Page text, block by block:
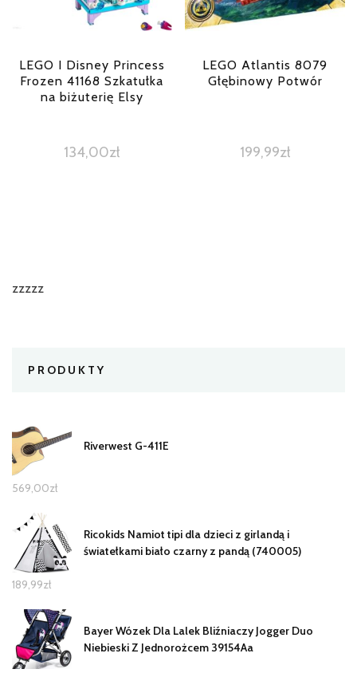
LEGO I Disney Princess
Frozen 41168 Szkatułka
na biżuterię Elsy
134,00zł
LEGO Atlantis 8079
Głębinowy Potwór
199,99zł
zzzzz
PRODUKTY
Riverwest G-411E
569,00zł
Ricokids Namiot tipi dla dzieci z girlandą i
światełkami biało czarny z pandą (740005)
189,99zł
Bayer Wózek Dla Lalek Bliźniaczy Jogger Duo
Niebieski Z Jednorożcem 39154Aa